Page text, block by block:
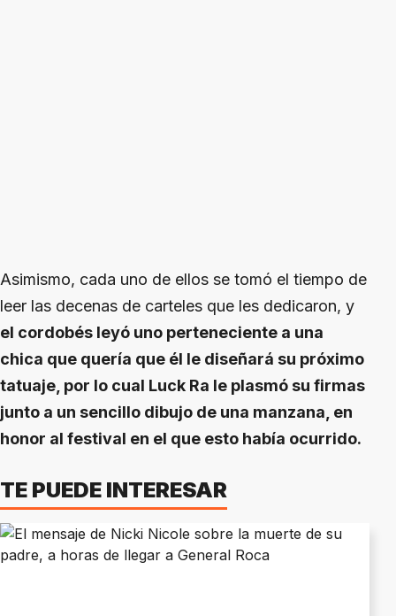
Asimismo, cada uno de ellos se tomó el tiempo de
leer las decenas de carteles que les dedicaron, y
el cordobés leyó uno perteneciente a una
chica que quería que él le diseñará su próximo
tatuaje, por lo cual Luck Ra le plasmó su firmas
junto a un sencillo dibujo de una manzana, en
honor al festival en el que esto había ocurrido.
TE PUEDE INTERESAR